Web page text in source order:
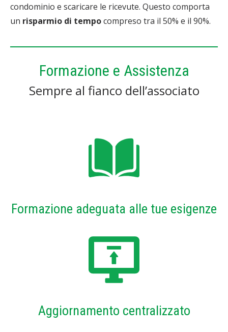
condominio e scaricare le ricevute. Questo comporta
un risparmio di tempocompreso tra il 50% e il 90%.
Formazione e Assistenza
Sempre al fianco dell’associato
Formazione adeguata alle tue esigenze
Aggiornamento centralizzato